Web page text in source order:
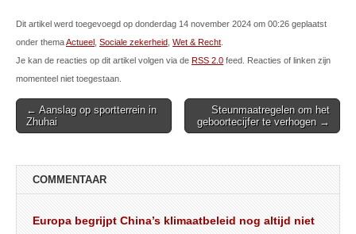
Dit artikel werd toegevoegd op donderdag 14 november 2024 om 00:26 geplaatst
onder themaActueel Sociale zekerheid Wet & Recht
Je kan de reacties op dit artikel volgen via de RSS 2.0 feed. Reacties of linken zijn
momenteel niet toegestaan.
Post
navigation
← Aanslag op sportterrein in
Zhuhai
Steunmaatregelen om het
geboortecijfer te verhogen →
COMMENTAAR
Europa begrijpt China’s klimaatbeleid nog altijd niet